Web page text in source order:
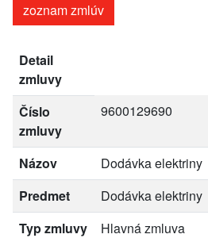
zoznam zmlúv
Detail
zmluvy
Číslo
zmluvy
9600129690
Názov
Dodávka elektriny
Predmet
Dodávka elektriny
Typ zmluvy
Hlavná zmluva